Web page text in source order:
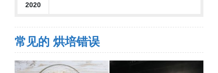
2020
常见的 烘培错误